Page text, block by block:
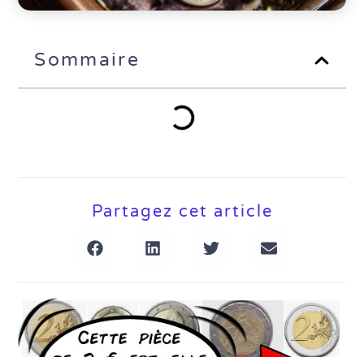
Sommaire
Partagez cet article